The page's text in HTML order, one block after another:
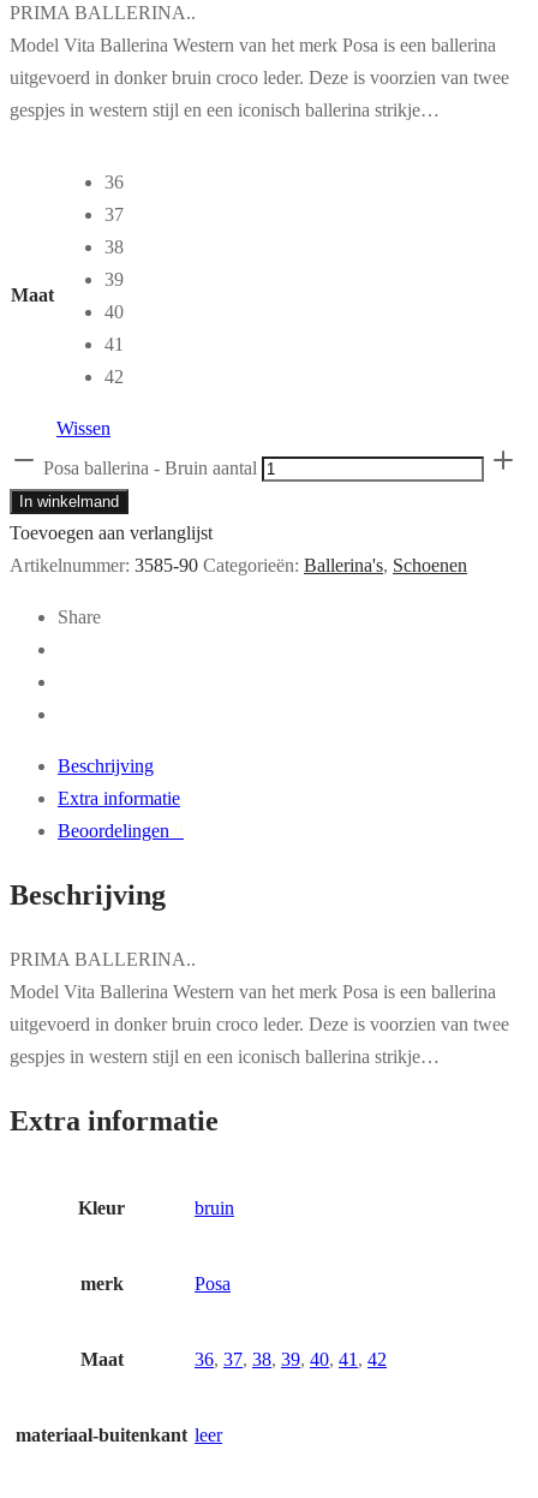
PRIMA BALLERINA..
Model Vita Ballerina Western van het merk Posa is een ballerina
uitgevoerd in donker bruin croco leder. Deze is voorzien van twee
gespjes in western stijl en een iconisch ballerina strikje…
Maat
36
37
38
39
40
41
42
Wissen
Posa ballerina - Bruin aantal
In winkelmand
Toevoegen aan verlanglijst
Artikelnummer: 3585-90 Categorieën: Ballerina's, Schoenen
Share
Beschrijving
Extra informatie
Beoordelingen
Beschrijving
PRIMA BALLERINA..
Model Vita Ballerina Western van het merk Posa is een ballerina
uitgevoerd in donker bruin croco leder. Deze is voorzien van twee
gespjes in western stijl en een iconisch ballerina strikje…
Extra informatie
Kleur bruin
merk Posa
Maat 36, 37, 38, 39, 40, 41 , 42
materiaal-buitenkant leer